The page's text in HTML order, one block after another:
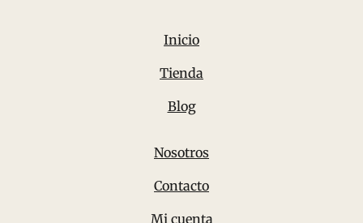
Inicio
Tienda
Blog
Nosotros
Contacto
Mi cuenta